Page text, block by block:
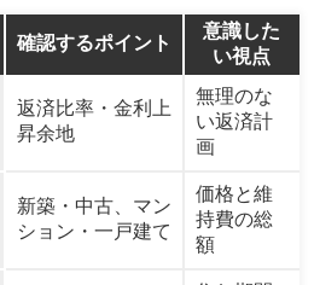
確認するポイント
意識した
い視点
返済比率・金利上
昇余地
無理のな
い返済計
画
新築・中古、マン
ション・一戸建て
価格と維
持費の総
額